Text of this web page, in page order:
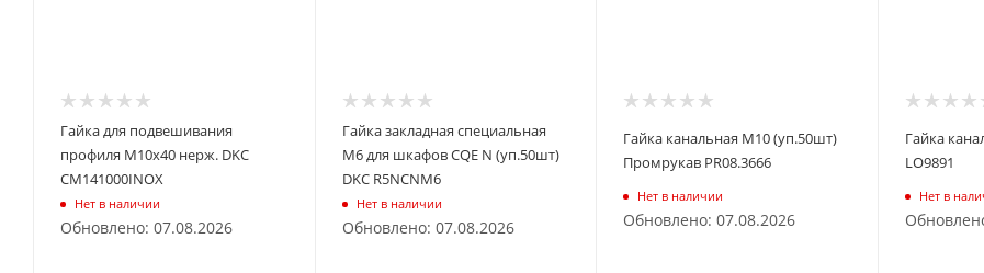
Гайка для подвешивания
профиля М10х40 нерж. DKC
CM141000INOX
Нет в наличии
Обновлено: 07.08.2026
Гайка закладная специальная
М6 для шкафов CQE N (уп.50шт)
DKC R5NCNM6
Нет в наличии
Обновлено: 07.08.2026
Гайка канальная М10 (уп.50шт)
Промрукав PR08.3666
Нет в наличии
Обновлено: 07.08.2026
Гайка
LO9891
Нет в